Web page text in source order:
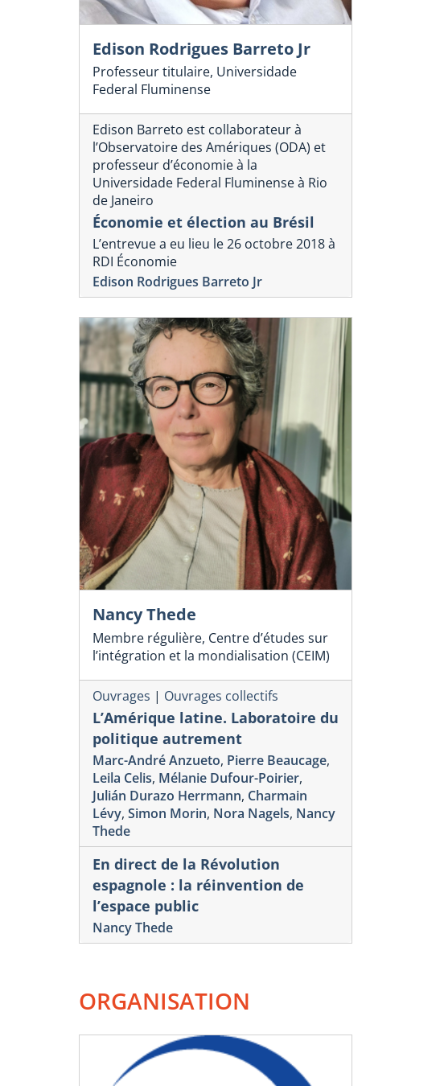
Edison Rodrigues Barreto Jr
Professeur titulaire, Universidade
Federal Fluminense
Edison Barreto est collaborateur à
l’Observatoire des Amériques (ODA) et
professeur d’économie à la
Universidade Federal Fluminense à Rio
de Janeiro
Économie et élection au Brésil
L’entrevue a eu lieu le 26 octobre 2018 à
RDI Économie
Edison Rodrigues Barreto Jr
Nancy Thede
Membre régulière, Centre d’études sur
l’intégration et la mondialisation (CEIM)
Ouvrages | Ouvrages collectifs
L’Amérique latine. Laboratoire du
politique autrement
Marc-André Anzueto, Pierre Beaucage,
Leila Celis, Mélanie Dufour-Poirier,
Julián Durazo Herrmann, Charmain
Lévy, Simon Morin, Nora Nagels, Nancy
Thede
En direct de la Révolution
espagnole : la réinvention de
l’espace public
Nancy Thede
ORGANISATION